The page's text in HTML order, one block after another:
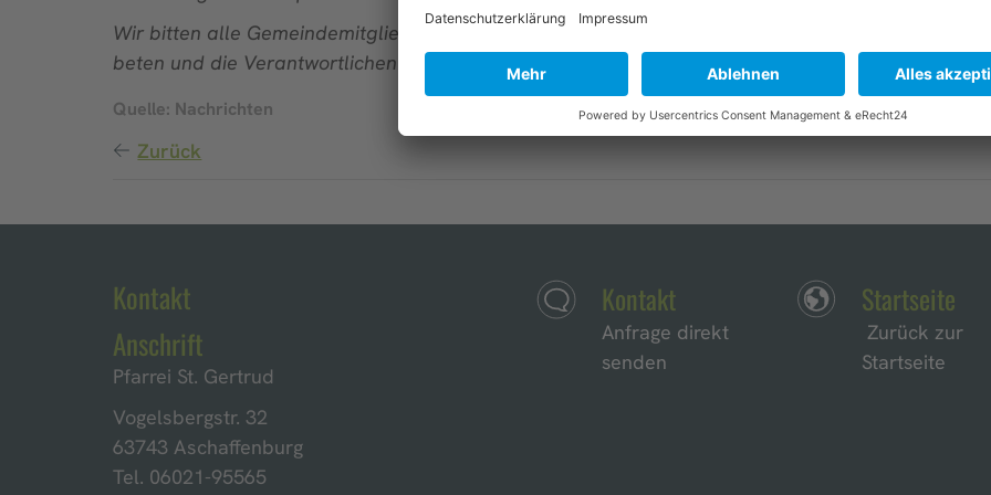
Wir bitten alle Gemeindemitglieder, Freundinnen und Freunde von St. Gertrud für den Erhalt der
beten und die Verantwortlichen des Bistums zu drängen, ihren Plan zu ändern.
Quelle: Nachrichten
Zurück
Kontakt
Anschrift
Pfarrei St. Gertrud
Vogelsbergstr. 32
63743 Aschaffenburg
Tel. 06021-95565
Kontakt
Anfrage direkt
senden
Startseite
Zurück zur
Startseite